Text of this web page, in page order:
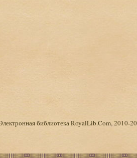
библиотека RoyalLib.Com, 2010-